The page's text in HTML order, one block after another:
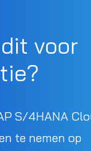
voor
S/4HANA
te nemen op